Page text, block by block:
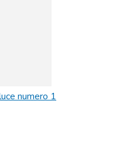
numero 1